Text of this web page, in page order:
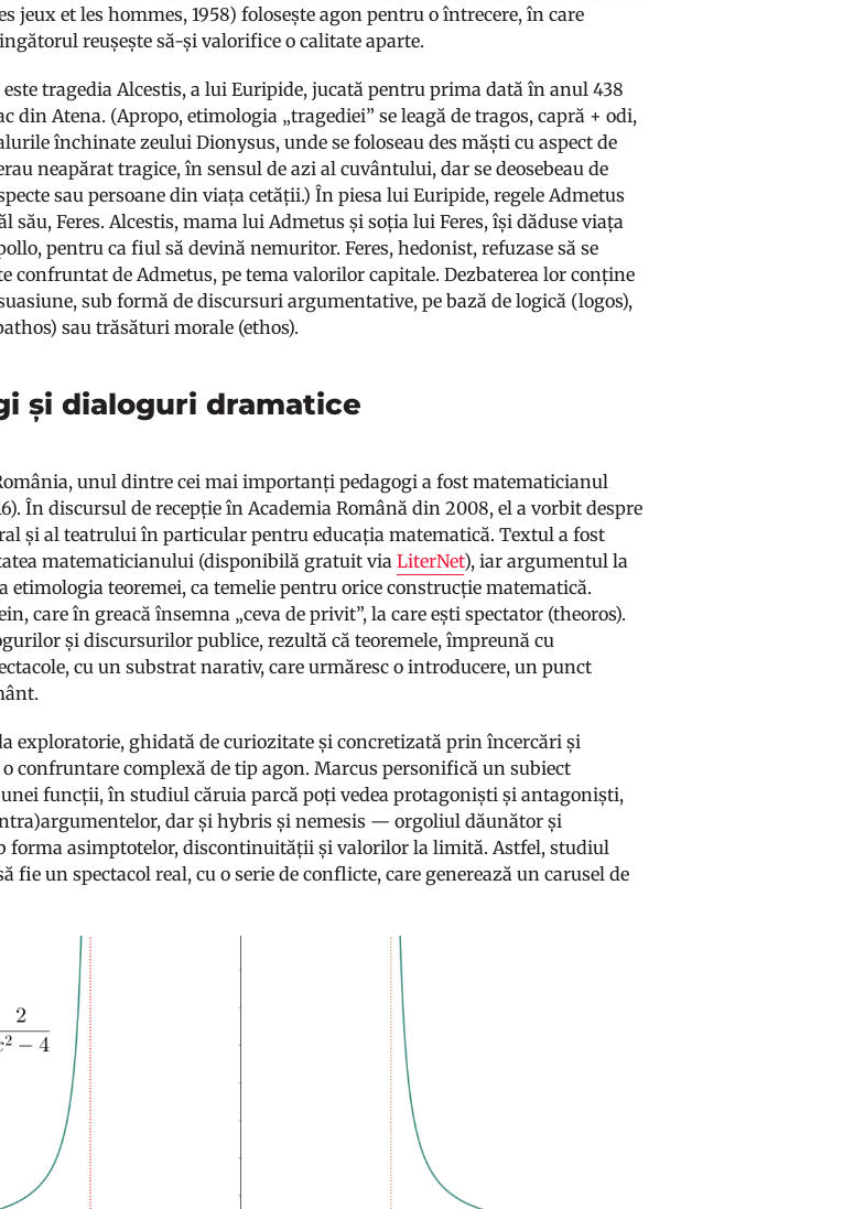
jeux et les hommes, 1958) folosește agon pentru o întrecere, în care
reușește să-și valorifice o calitate aparte.
tragedia Alcestis, a lui Euripide, jucată pentru prima dată în anul 438
din Atena. (Apropo, etimologia „tragediei” se leagă de tragos, capră + odi,
închinate zeului Dionysus, unde se foloseau des măști cu aspect de
neapărat tragice, în sensul de azi al cuvântului, dar se deosebeau de
sau persoane din viața cetății.) În piesa lui Euripide, regele Admetus
său, Feres. Alcestis, mama lui Admetus și soția lui Feres, își dăduse viața
pentru ca fiul să devină nemuritor. Feres, hedonist, refuzase să se
confruntat de Admetus, pe tema valorilor capitale. Dezbaterea lor conține
sub formă de discursuri argumentative, pe bază de logică (logos),
sau trăsături morale (ethos).
și dialoguri dramatice
unul dintre cei mai importanți pedagogi a fost matematicianul
În discursul de recepție în Academia Română din 2008, el a vorbit despre
și al teatrului în particular pentru educația matematică. Textul a fost
matematicianului (disponibilă gratuit viaLiterNet), iar argumentul la
etimologia teoremei, ca temelie pentru orice construcție matematică.
care în greacă însemna „ceva de privit”, la care ești spectator (theoros).
și discursurilor publice, rezultă că teoremele, împreună cu
cu un substrat narativ, care urmăresc o introducere, un punct
exploratorie, ghidată de curiozitate și concretizată prin încercări și
o confruntare complexă de tip agon. Marcus personifică un subiect
funcții, în studiul căruia parcă poți vedea protagoniști și antagoniști,
dar și hybris și nemesis — orgoliul dăunător și
forma asimptotelor, discontinuității și valorilor la limită. Astfel, studiul
un spectacol real, cu o serie de conflicte, care generează un carusel de